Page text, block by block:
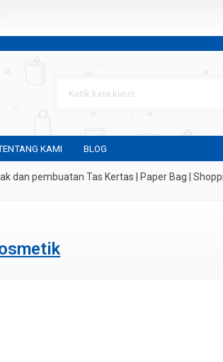
KAMI BLOG
dan pembuatan Tas Kertas | Paper Bag |